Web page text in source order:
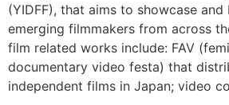
(YIDFF), that aims to showcase
emerging filmmakers from across
film related works include: FAV
documentary video festa) that
independent films in Japan; video